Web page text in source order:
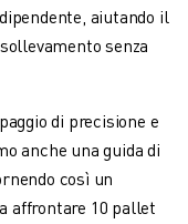
aiutando il
senza
di precisione e
anche una guida di
così un
affrontare 10 pallet